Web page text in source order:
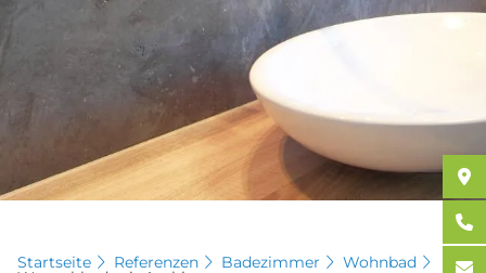
Startseite Referenzen Badezimmer Wohnbad